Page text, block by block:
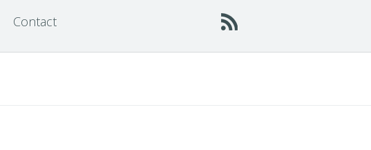
Contact